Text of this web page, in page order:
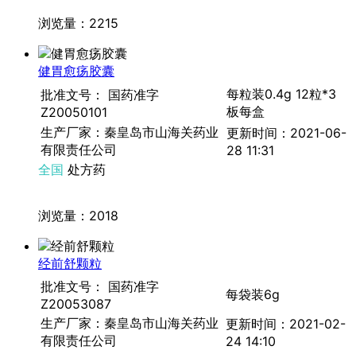
浏览量：2215
健胃愈疡胶囊
批准文号： 国药准字
Z20050101
每粒装0.4g 12粒*3
板每盒
生产厂家：秦皇岛市山海关药业
有限责任公司
更新时间：2021-06-
28 11:31
全国 处方药
浏览量：2018
经前舒颗粒
批准文号： 国药准字
Z20053087
每袋装6g
生产厂家：秦皇岛市山海关药业
有限责任公司
更新时间：2021-02-
24 14:10